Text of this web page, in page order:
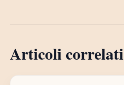
Articoli correlati